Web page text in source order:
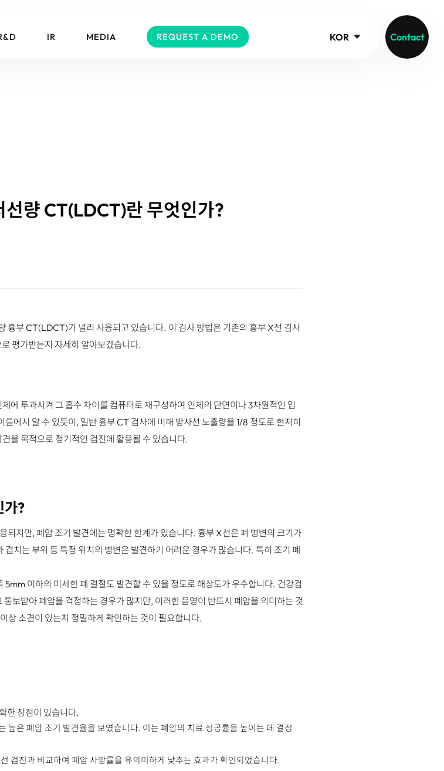
KOR Contact
IR MEDIA REQUEST A DEMO
선량 CT(LDCT)란 무엇인가?
흉부 CT(LDCT)가 널리 사용되고 있습니다. 이 검사 방법은 기존의 흉부 X선 검사
평가받는지 자세히 알아보겠습니다.
투과시켜 그 흡수 차이를 컴퓨터로 재구성하여 인체의 단면이나 3차원적인 입
에서 알 수 있듯이, 일반 흉부 CT 검사에 비해 방사선 노출량을 1/8 정도로 현저히
을 목적으로 정기적인 검진에 활용될 수 있습니다.
가?
되지만, 폐암 조기 발견에는 명확한 한계가 있습니다. 흉부 X선은 폐 병변의 크기가
치는 부위 등 특정 위치의 병변은 발견하기 어려운 경우가 많습니다. 특히 조기 폐
이하의 미세한 폐 결절도 발견할 수 있을 정도로 해상도가 우수합니다. 건강검
보받아 폐암을 걱정하는 경우가 많지만, 이러한 음영이 반드시 폐암을 의미하는 것
상 소견이 있는지 정밀하게 확인하는 것이 필요합니다.
한 장점이 있습니다.
높은 폐암 조기 발견율을 보였습니다. 이는 폐암의 치료 성공률을 높이는 데 결정
검진과 비교하여 폐암 사망률을 유의미하게 낮추는 효과가 확인되었습니다.